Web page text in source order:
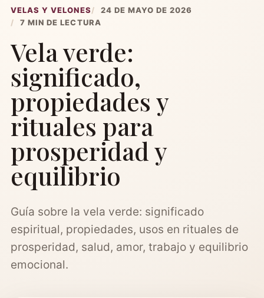
VELAS Y VELONES
24 DE MAYO DE 2026
7 MIN DE LECTURA
Vela verde:
significado,
propiedades y
rituales para
prosperidad y
equilibrio
Guía sobre la vela verde: significado
espiritual, propiedades, usos en rituales de
prosperidad, salud, amor, trabajo y equilibrio
emocional.